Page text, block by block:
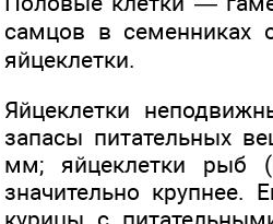
самцов в семенниках
яйцеклетки.
Яйцеклетки
запасы питательных
мм; яйцеклетки рыб
значительно крупнее.